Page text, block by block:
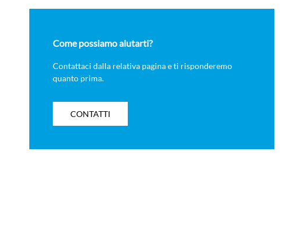
Come possiamo aiutarti?
Contattaci dalla relativa pagina e ti risponderemo
quanto prima.
CONTATTI